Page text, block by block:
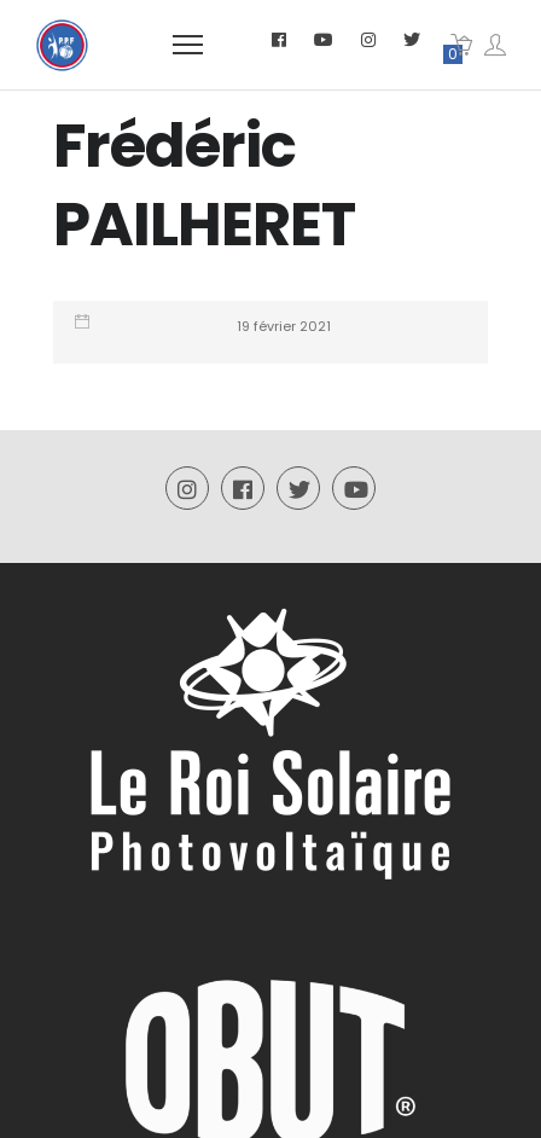
0
Frédéric
PAILHERET
19 février 2021